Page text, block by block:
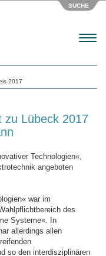
SUCHE
Menu
2017
zu Lübeck 2017
Technologien«,
angeboten
war im
des
Systeme«. In
allerdings allen
so den interdisziplinären